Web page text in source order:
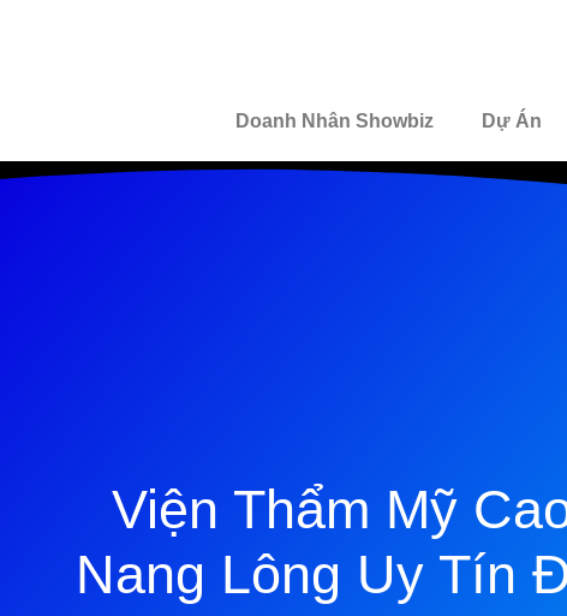
Doanh Nhân Showbiz Dự Án
Viện Thẩm Mỹ
Nang Lông Uy Tín